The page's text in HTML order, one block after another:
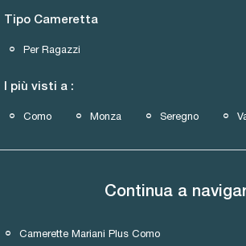
Tipo Cameretta
Per Ragazzi
I più visti a :
Como Monza Seregno
Continua a
Camerette Mariani Plus Como